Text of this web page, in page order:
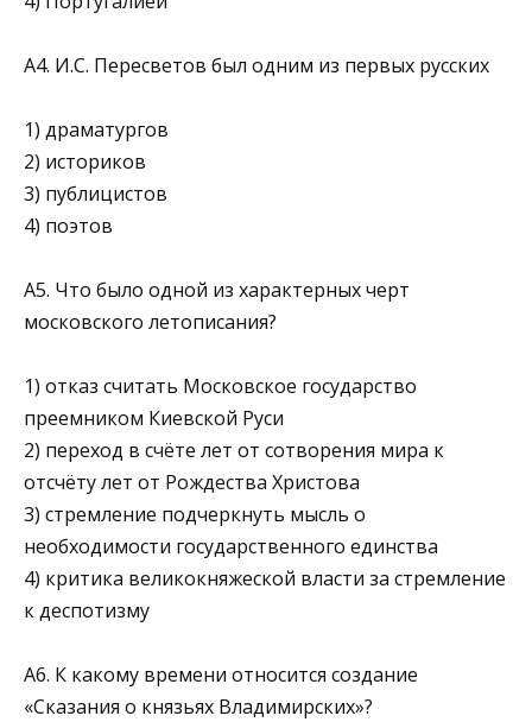
А4. И.С. Пересветов был одним из первых русских
1) драматургов
2) историков
3) публицистов
4) поэтов
A5. Что было одной из характерных черт
московского летописания?
1) отказ считать Московское государство
преемником Киевской Руси
2) переход в счёте лет от сотворения мира к
отсчёту лет от Рож­дества Христова
3) стремление подчеркнуть мысль о
необходимости государст­венного единства
4) критика великокняжеской власти за стремление
к деспотизму
А6. К какому времени относится создание
«Сказания о князьях Вла­димирских»?